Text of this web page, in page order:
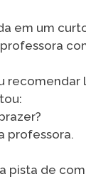
em um
professora.
pista de